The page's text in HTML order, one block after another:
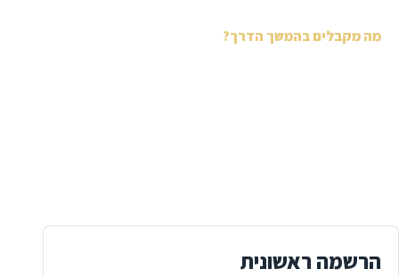
מה מקבלים בהמשך הדרך?
הרשמה ראשונית